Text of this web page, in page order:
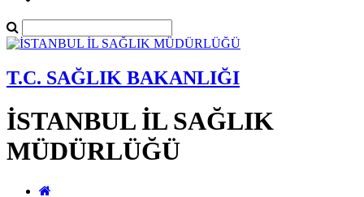
T.C. SAĞLIK BAKANLIĞI
İSTANBUL İL SAĞLIK
MÜDÜRLÜĞÜ